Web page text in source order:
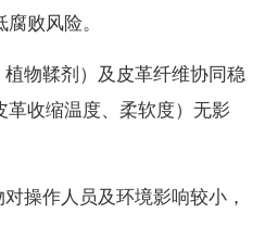
败风险。
物鞣剂）及皮革纤维协同稳
革收缩温度、柔软度）无影
操作人员及环境影响较小，